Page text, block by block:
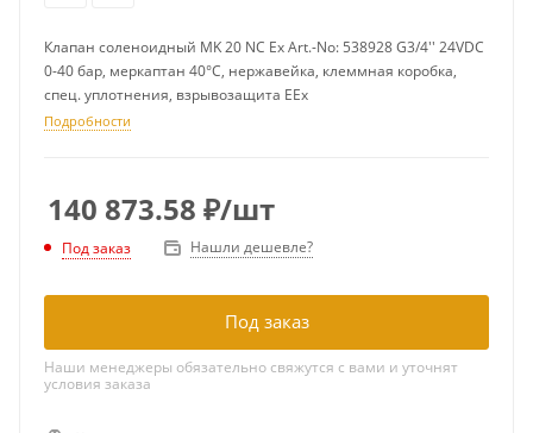
Клапан соленоидный MK 20 NC Ex Art.-No: 538928 G3/4'' 24VDC
0-40 бар, меркаптан 40°C, нержавейка, клеммная коробка,
спец. уплотнения, взрывозащита EEx
Подробности
140 873.58 ₽/шт
Под заказ Нашли дешевле?
Под заказ
Наши менеджеры обязательно свяжутся с вами и уточнят
условия заказа